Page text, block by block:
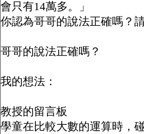
會只有14萬多。」
你認為哥哥的說法正確嗎？
哥哥的說法正確嗎？
我的想法：
教授的留言板
學童在比較大數的運算時，